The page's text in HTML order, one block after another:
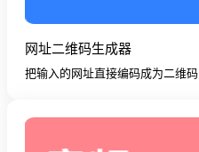
网址二维码生成器
把输入的网址直接编码成为二维码